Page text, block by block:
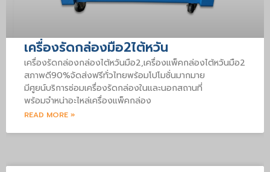
เครื่องรัดกล่องมือ2ไต้หวัน
เครื่องรัดกล่องกล่องไต้หวันมือ2,เครื่องแพ็คกล่องไต้หวันมือ2
สภาพดี90%จัดส่งฟรีทั่วไทยพร้อมโปโมชั่นมากมาย
มีศูยน์บริการซ่อมเครื่องรัดกล่องในและนอกสถานที่
พร้อมจำหน่าอะไหล่เครื่องแพ็คกล่อง
READ MORE »